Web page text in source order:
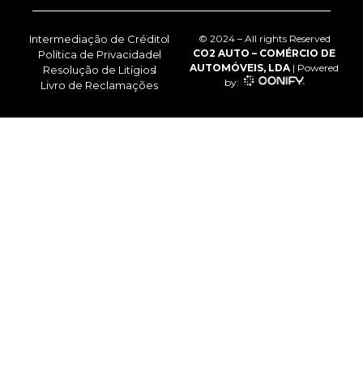
© 2024 – All rights Reserved
CO2 AUTO – COMÉRCIO DE
AUTOMÓVEIS, LDA | Powered
by:
Intermediação de Crédito
Política de Privacidade
Resolução de Litígios
Livro de Reclamações